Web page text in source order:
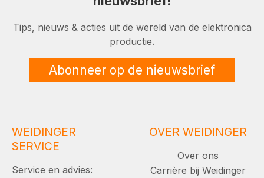
Tips, nieuws & acties uit de wereld van de elektronica
productie.
Abonneer op de nieuwsbrief
WEIDINGER
SERVICE
Service en advies:
OVER WEIDINGER
Over ons
Carrière bij Weidinger